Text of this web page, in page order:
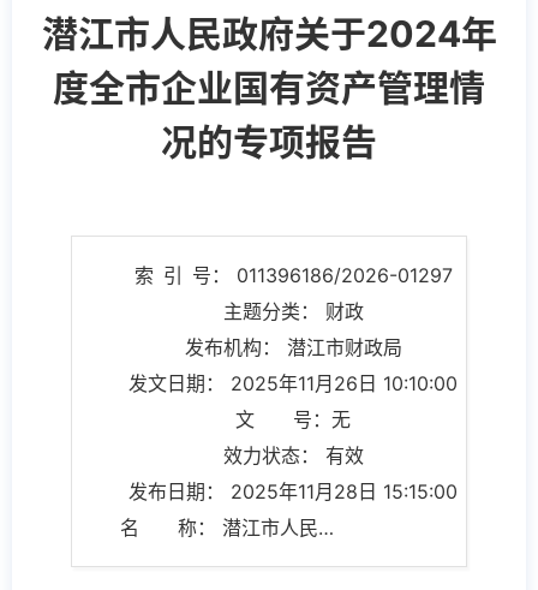
潜江市人民政府关于2024年
度全市企业国有资产管理情
况的专项报告
索 引 号： 011396186/2026-01297
主题分类： 财政
发布机构： 潜江市财政局
发文日期： 2025年11月26日 10:10:00
文 号：无
效力状态： 有效
发布日期： 2025年11月28日 15:15:00
名 称： 潜江市人民政府关于2024年度全市企业国有资产管理情况的专项报告